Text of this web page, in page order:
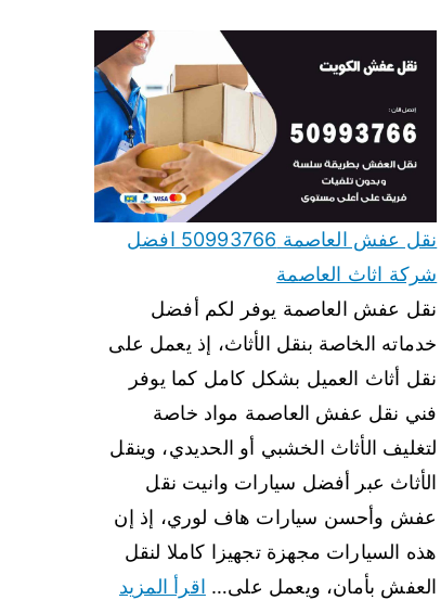
نقل عفش العاصمة 50993766 افضل
شركة اثاث العاصمة
نقل عفش العاصمة يوفر لكم أفضل
خدماته الخاصة بنقل الأثاث، إذ يعمل على
نقل أثاث العميل بشكل كامل كما يوفر
فني نقل عفش العاصمة مواد خاصة
لتغليف الأثاث الخشبي أو الحديدي، وينقل
الأثاث عبر أفضل سيارات وانيت نقل
عفش وأحسن سيارات هاف لوري، إذ إن
هذه السيارات مجهزة تجهيزا كاملا لنقل
العفش بأمان، ويعمل على… اقرأ المزيد